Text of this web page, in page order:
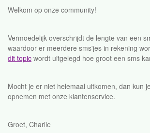
Welkom op onze community!
Vermoedelijk overschrijdt de lengte van een
waardoor er meerdere sms'jes in rekening
dit topic wordt uitgelegd hoe groot een sms
Mocht je er niet helemaal uitkomen, dan kun
opnemen met onze klantenservice.
Groet, Charlie